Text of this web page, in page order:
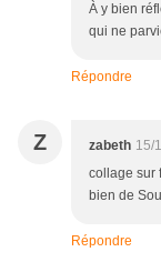
À y bien
qui ne
Répondre
Z zabeth 15/
collage sur
bien de
Répondre